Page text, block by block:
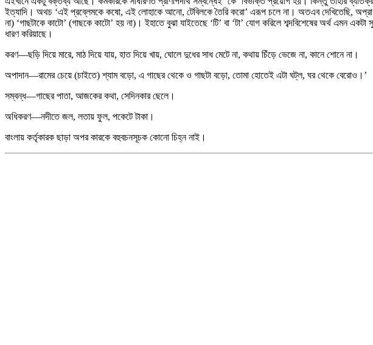
ইত্যাদি। অথচ ‘এই প্রব্লেমকে কষো, এই লোহাকে আনো, টেবিলকে তৈরি করো’ এরূপ চলে না। অতএব দেখিতেছি,
না) ‘গাছটাকে কাটো’ (গাছকে কাটো’ হয় না)। ইহাতে বুঝা যাইতেছে ‘টি’ বা ‘টা’ যোগ করিলে শব্দবিশেষের অর্থ এমন
ধারণ করিয়াছে।
করণ—ছড়ি দিয়ে মারে, মাঠ দিয়ে যায়, হাত দিয়ে খায়, ঘোলে দুধের সাধ মেটে না, কথায় চিঁড়ে ভেজে না, কানে শোনে না।
অপাদান—রামের চেয়ে (চাইতে) শ্যাম বড়ো, এ গাছের থেকে ও গাছটা বড়ো, তোমা হোতেই এটা ঘট্‌ল, ঘর থেকে বেরোও।’
সম্বন্ধ—গাছের পাতা, আজকের কথা, সেদিনকার ছেলে।
অধিকরণ—নদীতে জল, লতায় ফুল, পকেটে টাকা।
বাংলায় কর্তৃকারক ছাড়া অপর কারকে বহুবচনসূচক কোনো চিহ্ন নাই।